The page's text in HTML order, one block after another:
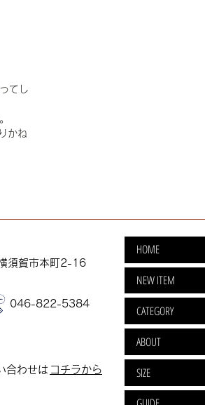
てし
かね
合わせは ​コチラから
822-5384
HOME
NEW ITEM
CATEGORY
ABOUT
SIZE
須賀市本町2-16